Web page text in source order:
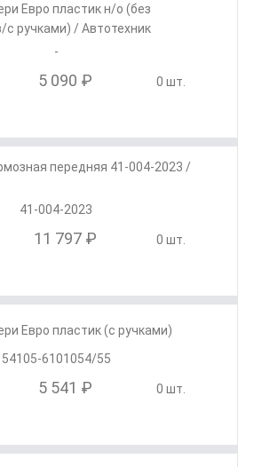
Евро пластик н/о (без
с ручками) / Автотехник
-
5 090 ₽ 0 шт.
передняя 41-004-2023 /
41-004-2023
11 797 ₽ 0 шт.
Евро пластик (с ручками)
54105-6101054/55
5 541 ₽ 0 шт.